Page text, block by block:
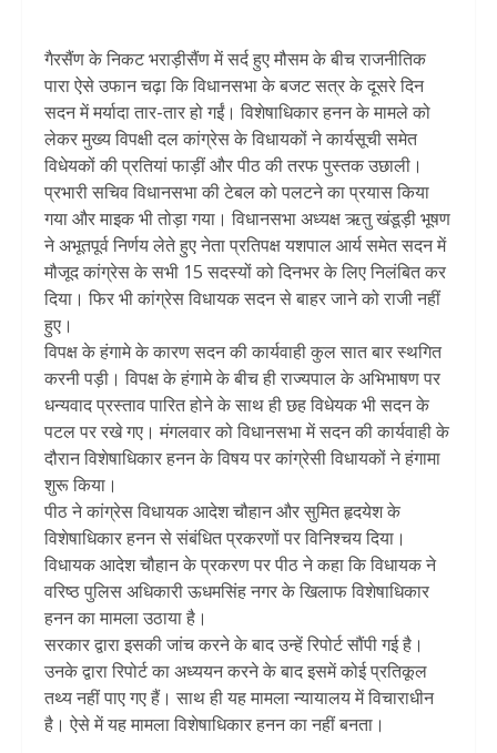
गैरसैंण के निकट भराड़ीसैंण में सर्द हुए मौसम के बीच राजनीतिक
पारा ऐसे उफान चढ़ा कि विधानसभा के बजट सत्र के दूसरे दिन
सदन में मर्यादा तार-तार हो गईं। विशेषाधिकार हनन के मामले को
लेकर मुख्य विपक्षी दल कांग्रेस के विधायकों ने कार्यसूची समेत
विधेयकों की प्रतियां फाड़ीं और पीठ की तरफ पुस्तक उछाली।
प्रभारी सचिव विधानसभा की टेबल को पलटने का प्रयास किया
गया और माइक भी तोड़ा गया। विधानसभा अध्यक्ष ऋतु खंडूड़ी भूषण
ने अभूतपूर्व निर्णय लेते हुए नेता प्रतिपक्ष यशपाल आर्य समेत सदन में
मौजूद कांग्रेस के सभी 15 सदस्यों को दिनभर के लिए निलंबित कर
दिया। फिर भी कांग्रेस विधायक सदन से बाहर जाने को राजी नहीं
हुए।
विपक्ष के हंगामे के कारण सदन की कार्यवाही कुल सात बार स्थगित
करनी पड़ी। विपक्ष के हंगामे के बीच ही राज्यपाल के अभिभाषण पर
धन्यवाद प्रस्ताव पारित होने के साथ ही छह विधेयक भी सदन के
पटल पर रखे गए। मंगलवार को विधानसभा में सदन की कार्यवाही के
दौरान विशेषाधिकार हनन के विषय पर कांग्रेसी विधायकों ने हंगामा
शुरू किया।
पीठ ने कांग्रेस विधायक आदेश चौहान और सुमित हृदयेश के
विशेषाधिकार हनन से संबंधित प्रकरणों पर विनिश्चय दिया।
विधायक आदेश चौहान के प्रकरण पर पीठ ने कहा कि विधायक ने
वरिष्ठ पुलिस अधिकारी ऊधमसिंह नगर के खिलाफ विशेषाधिकार
हनन का मामला उठाया है।
सरकार द्वारा इसकी जांच करने के बाद उन्हें रिपोर्ट सौंपी गई है।
उनके द्वारा रिपोर्ट का अध्ययन करने के बाद इसमें कोई प्रतिकूल
तथ्य नहीं पाए गए हैं। साथ ही यह मामला न्यायालय में विचाराधीन
है। ऐसे में यह मामला विशेषाधिकार हनन का नहीं बनता।